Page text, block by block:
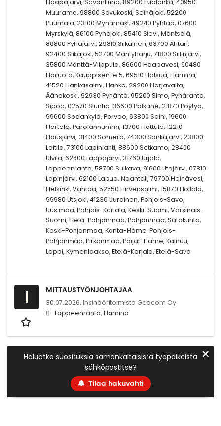
Haapajärvi, Savonlinna, 89200 Puolanka, 40950
Muurame, 98800 Savukoski, Seinäjoki, 52200
Puumala, 23100 Mynämäki, 49240 Pyhtää, 07600
Myrskylä, 86100 Pyhäjoki, 85410 Sievi, Mäntsälä,
86800 Pyhäjärvi, 29810 Siikainen, 63700 Ähtäri,
92400 Siikajoki, 52700 Mäntyharju, 71800 Siilinjärvi,
35800 Mänttä-Vilppula, 86600 Haapavesi, 90480
Hailuoto, Kauppisentie 5, 69510 Halsua, Hamina,
41520 Hankasalmi, Hanko, 29200 Harjavalta,
Äänekoski, 92930 Pyhäntä, 95200 Simo, Pyhäranta,
Sipoo, 02570 Siuntio, 36600 Pälkäne, 21870 Pöytyä,
99600 Sodankylä, Porvoo, 63800 Soini, 19600
Hartola, Parolannummi, 13700 Hattula, 12210
Hausjärvi, 31400 Somero, 74300 Sonkajärvi, 23800
Laitila, 73100 Lapinlahti, 88600 Sotkamo, 28400
Ulvila, 62600 Lappajärvi, 31760 Urjala,
Lappeenranta, 58700 Sulkava, 91600 Utajärvi, 07810
Lapinjärvi, 62100 Lapua, Naantali, 79700 Heinävesi,
Helsinki, Vantaa, 52550 Hirvensalmi, 15870 Hollola,
99980 Utsjoki, 41230 Uurainen, Pohjois-Savo,
Uusimaa, Pohjois-Karjala, Keski-Suomi, Varsinais-
Suomi, Etelä-Pohjanmaa, Pohjanmaa, Satakunta,
Keski-Pohjanmaa, Kanta-Häme, Pohjois-
Pohjanmaa, Pirkanmaa, Päijät-Häme, Kainuu,
Lappi, Kymenlaakso, Etelä-Karjala, Etelä-Savo
I MITTAUSTYÖNJOHTAJAA
30.07.2026, Insinööritoimisto Geocom Oy
Lappeenranta, Hamina
Haluatko suosituksia samankaltaisista työpaikoista
sähköpostitse?
Tilaa hakuvahti
✕